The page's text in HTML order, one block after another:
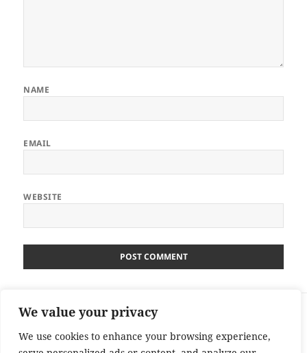
We value your privacy
We use cookies to enhance your browsing experience,
NAME
EMAIL
WEBSITE
navigation
PREVIOUS
post:
Így készül a hazugság: a ráckevei
futóverseny, mint bírósági fordulópont